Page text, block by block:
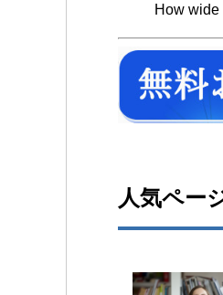
How wide
人気ペー